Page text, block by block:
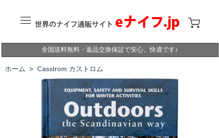
全国送料無料・返品交換保証で安心、快適です♪
ホーム > Casstrom カストロム